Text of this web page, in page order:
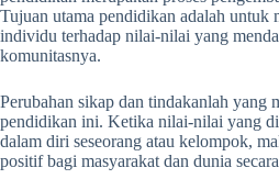
Tujuan utama pendidikan adalah untuk
individu terhadap nilai-nilai yang
komunitasnya.
Perubahan sikap dan tindakanlah yang
pendidikan ini. Ketika nilai-nilai yang
dalam diri seseorang atau kelompok,
positif bagi masyarakat dan dunia